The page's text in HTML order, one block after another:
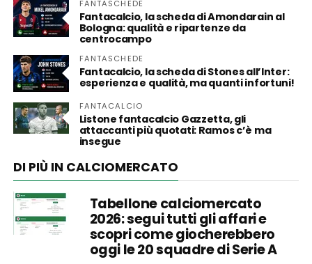
FANTASCHEDE
Fantacalcio, la scheda di Amondarain al
Bologna: qualità e ripartenze da
centrocampo
FANTASCHEDE
Fantacalcio, la scheda di Stones all’Inter:
esperienza e qualità, ma quanti infortuni!
FANTACALCIO
Listone fantacalcio Gazzetta, gli
attaccanti più quotati: Ramos c’è ma
insegue
DI PIÙ IN CALCIOMERCATO
Tabellone calciomercato
2026: segui tutti gli affari e
scopri come giocherebbero
oggi le 20 squadre di Serie A